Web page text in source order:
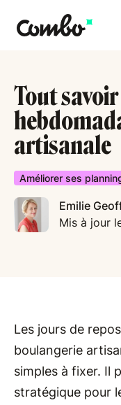
Tout
artisanale
Améliorer ses
Emilie
Mis à jour
Les jours de
boulangerie
simples à fixer. Il
stratégique pour